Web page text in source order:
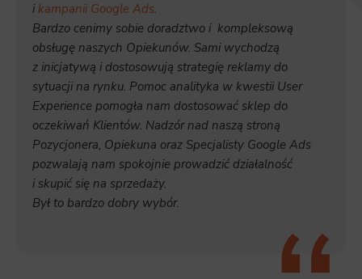
i kampanii Google Ads.
Bardzo cenimy sobie doradztwo i kompleksową
obsługę naszych Opiekunów. Sami wychodzą
z inicjatywą i dostosowują strategię reklamy do
sytuacji na rynku. Pomoc analityka w kwestii User
Experience pomogła nam dostosować sklep do
oczekiwań Klientów. Nadzór nad naszą stroną
Pozycjonera, Opiekuna oraz Specjalisty Google Ads
pozwalają nam spokojnie prowadzić działalność
i skupić się na sprzedaży.
Był to bardzo dobry wybór.